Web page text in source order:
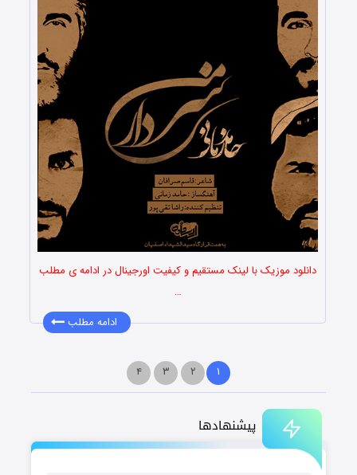
پیشنهادها
دانلود موزیک با لینک مستقیم و کیفیت اورجینال در ادامه ی مطلب
…
ادامه مطلب
۱ ۲ ۳ ۴